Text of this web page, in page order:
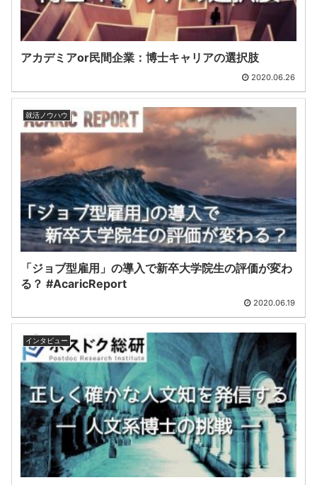
アカデミアor民間企業：博士キャリアの選択肢
2020.06.26
就活ノウハウ
「ジョブ型雇用」の導入で新卒大学院生の評価が変わ
る？ #AcaricReport
2020.06.19
インタビュー